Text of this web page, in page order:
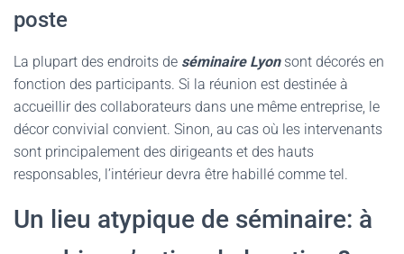
poste
La plupart des endroits de séminaire Lyonsont décorés en
fonction des participants. Si la réunion est destinée à
accueillir des collaborateurs dans une même entreprise, le
décor convivial convient. Sinon, au cas où les intervenants
sont principalement des dirigeants et des hauts
responsables, l’intérieur devra être habillé comme tel.
Un lieu atypique de séminaire: à